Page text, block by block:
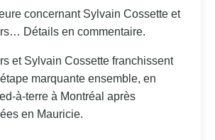
concernant Sylvain Cossette et
Détails en commentaire.
et Sylvain Cossette franchissent
marquante ensemble, en
à-terre à Montréal après
en Mauricie.